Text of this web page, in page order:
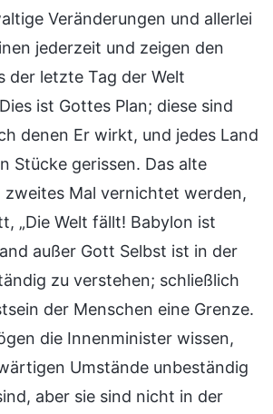
Veränderungen und allerlei
jederzeit und zeigen den
der letzte Tag der Welt
ist Gottes Plan; diese sind
denen Er wirkt, und jedes Land
Stücke gerissen. Das alte
zweites Mal vernichtet werden,
„Die Welt fällt! Babylon ist
außer Gott Selbst ist in der
zu verstehen; schließlich
der Menschen eine Grenze.
die Innenminister wissen,
Umstände unbeständig
aber sie sind nicht in der